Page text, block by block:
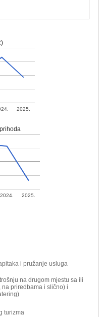
2025.
2024. 2025.
i pružanje usluga
na drugom mjestu sa ili
priredbama i slično) i
turizma